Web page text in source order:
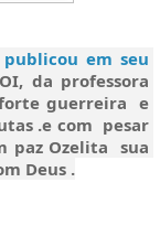
em seu
da professora
forte guerreira  e
.e com  pesar
paz Ozelita  sua
Deus .